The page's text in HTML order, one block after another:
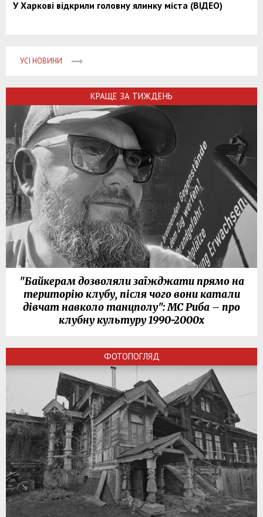
У Харкові відкрили головну ялинку міста (ВІДЕО)
УСІ НОВИНИ
КРАЩЕ ЗА ТИЖДЕНЬ
"Байкерам дозволяли заїжджати прямо на
територію клубу, після чого вони катали
дівчат навколо танцполу": МС Риба – про
клубну культуру 1990-2000х
ФОТОПОГЛЯД